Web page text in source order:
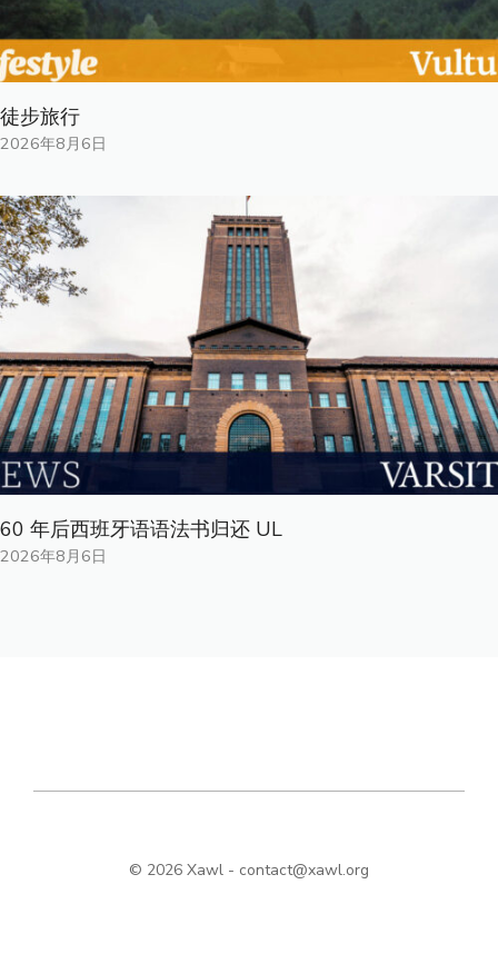
徒步旅行
2026年8月6日
60 年后西班牙语语法书归还 UL
2026年8月6日
© 2026 Xawl - contact@xawl.org